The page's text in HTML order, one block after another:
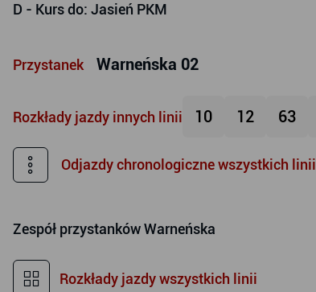
D - Kurs do: Jasień PKM
Przystanek Warneńska 02
Rozkłady jazdy innych linii 10 12 63
Odjazdy chronologiczne wszystkich linii
Zespół przystankówWarneńska
Rozkłady jazdy wszystkich linii